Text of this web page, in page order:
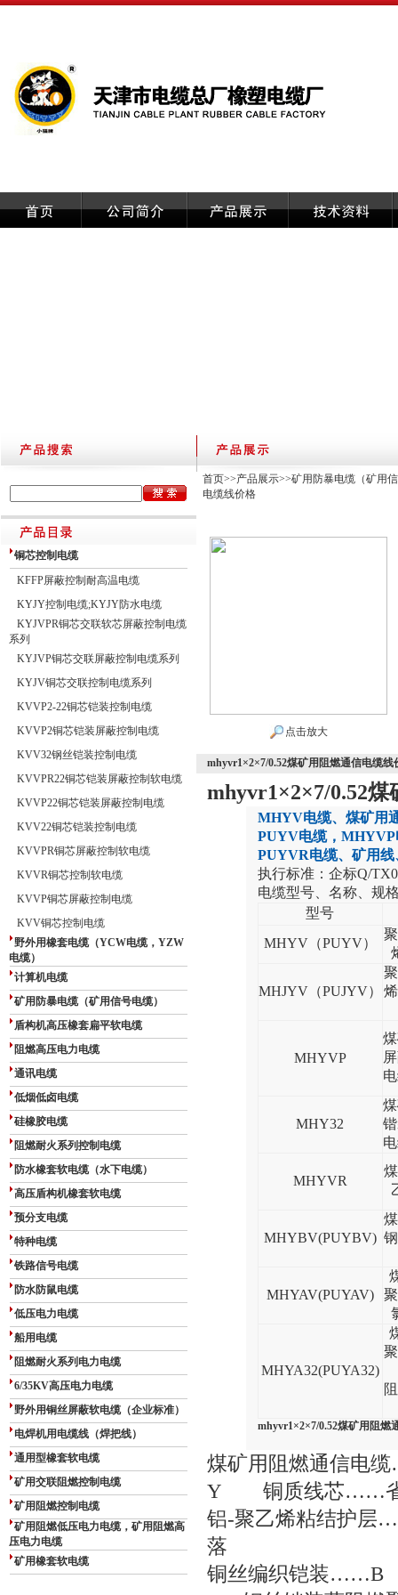
铜芯控制电缆
KFFP屏蔽控制耐高温电缆
KYJY控制电缆;KYJY防水电缆
KYJVPR铜芯交联软芯屏蔽控制电缆
系列
KYJVP铜芯交联屏蔽控制电缆系列
KYJV铜芯交联控制电缆系列
KVVP2-22铜芯铠装控制电缆
KVVP2铜芯铠装屏蔽控制电缆
KVV32钢丝铠装控制电缆
KVVPR22铜芯铠装屏蔽控制软电缆
KVVP22铜芯铠装屏蔽控制电缆
KVV22铜芯铠装控制电缆
KVVPR铜芯屏蔽控制软电缆
KVVR铜芯控制软电缆
KVVP铜芯屏蔽控制电缆
KVV铜芯控制电缆
野外用橡套电缆（YCW电缆，YZW
电缆）
计算机电缆
矿用防暴电缆（矿用信号电缆）
盾构机高压橡套扁平软电缆
阻燃高压电力电缆
通讯电缆
低烟低卤电缆
硅橡胶电缆
阻燃耐火系列控制电缆
防水橡套软电缆（水下电缆）
高压盾构机橡套软电缆
预分支电缆
特种电缆
铁路信号电缆
防水防鼠电缆
低压电力电缆
船用电缆
阻燃耐火系列电力电缆
6/35KV高压电力电缆
野外用铜丝屏蔽软电缆（企业标准）
电焊机用电缆线（焊把线）
通用型橡套软电缆
矿用交联阻燃控制电缆
矿用阻燃控制电缆
矿用阻燃低压电力电缆，矿用阻燃高
压电力电缆
矿用橡套软电缆
首页>>产品展示>>矿用防暴电缆（矿用
电缆线价格
点击放大
mhyvr1×2×7/0.52煤矿用阻燃通信电缆线
mhyvr1×2×7/0.52
MHYV电缆、煤矿用
PUYV电缆， MHYVP
PUYVR电缆、矿用
执行标准：企标Q/
电缆型号、名称、规
型号
MHYV（PUYV）
MHJYV（PUJYV）
MHYVP
MHY32
MHYVR
MHYBV(PUYBV)
MHYAV(PUYAV)
MHYA32(PUYA32)
mhyvr1×2×7/0.52煤矿用阻燃
煤矿用阻燃通信电缆
Y 铜质线芯……
铝-聚乙烯粘结护层
落
铜丝编织铠装……B